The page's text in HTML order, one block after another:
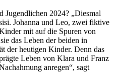
Jugendlichen 2024? „Diesmal
Johanna und Leo, zwei fiktive
mit auf die Spuren von
das Leben der beiden in
der heutigen Kinder. Denn das
Leben von Klara und Franz
anregen“, sagt